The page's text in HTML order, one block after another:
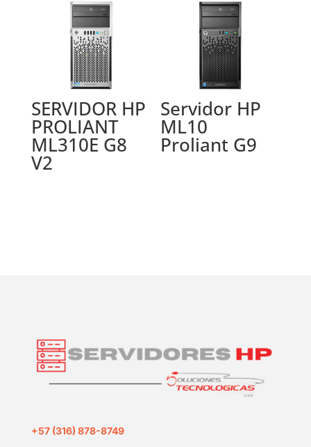
SERVIDOR HP
PROLIANT
ML310E G8
V2
Servidor HP
ML10
Proliant G9
+57 (316) 878-8749